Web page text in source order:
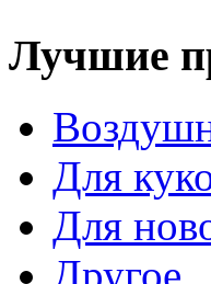
Лучшие
Для
Для